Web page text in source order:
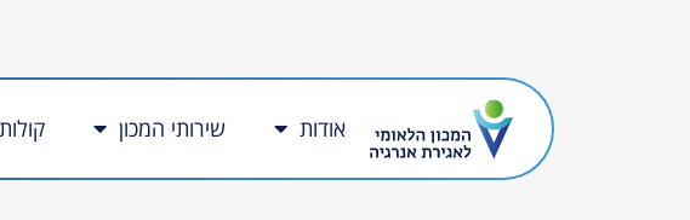
אודות שירותי המכון